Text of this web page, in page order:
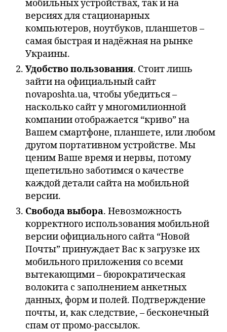
мобильных устройствах, так и на
версиях для стационарных
компьютеров, ноутбуков, планшетов –
самая быстрая и надёжная на рынке
Украины.
Удобство пользования. Стоит лишь
зайти на официальный сайт
novaposhta.ua, чтобы убедиться –
насколько сайт у многомилионной
компании отображается “криво” на
Вашем смартфоне, планшете, или любом
другом портативном устройстве. Мы
ценим Ваше время и нервы, потому
щепетильно заботимся о качестве
каждой детали сайта на мобильной
версии.
Свобода выбора. Невозможность
корректного использования мобильной
версии официального сайта “Новой
Почты” принуждает Вас к загрузке их
мобильного приложения со всеми
вытекающими – бюрократическая
волокита с заполнением анкетных
данных, форм и полей. Подтверждение
почты, и, как следствие, – бесконечный
спам от промо-рассылок.